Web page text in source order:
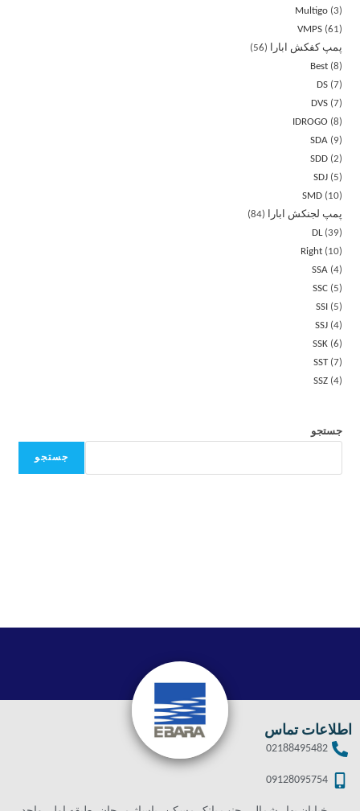
Multigo 3
VMPS 61
پمپ کفکش ابارا
56
Best 8
DS 7
DVS 7
IDROGO
8
SDA
9
SDD 2
SDJ
5
SMD
10
پمپ لجنکش ابارا
84
DL 39
Right
10
SSA 4
SSC
5
SSI
5
SSJ 4
SSK 6
SST 7
SSZ 4
جستجو
جستجو
اطلاعات تماس
02188495482
09128095754